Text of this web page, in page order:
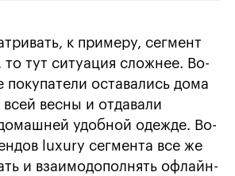
к примеру, сегмент
то тут ситуация сложнее. Во-
покупатели оставались дома
весны и отдавали
удобной одежде. Во-
luxury сегмента все же
и взаимодополнять офлайн-